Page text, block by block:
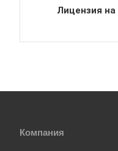
Лицензия на
Компания